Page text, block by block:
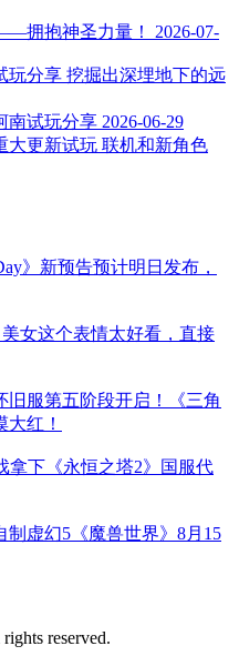
拥抱神圣力量！
2026-07-
玩分享 挖掘出深埋地下的远
南试玩分享 2026-06-29
大更新试玩 联机和新角色
》新预告预计明日发布，
女这个表情太好看，直接
服第五阶段开启！《三角
红！
拿下《永恒之塔2》国服代
虚幻5《魔兽世界》8月15
reserved.